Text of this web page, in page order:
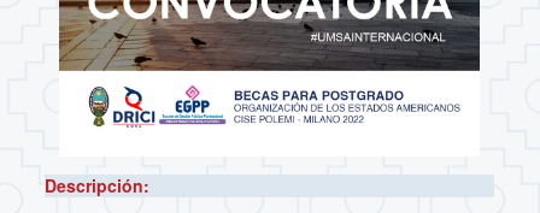
Descripción: